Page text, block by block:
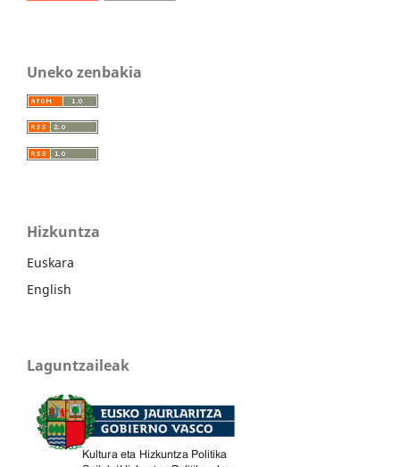
Uneko zenbakia
Hizkuntza
Euskara
English
Laguntzaileak